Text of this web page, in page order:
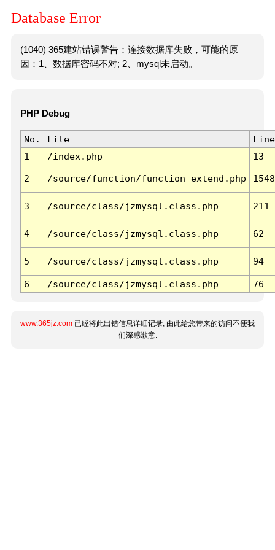
Database Error
(1040) 365建站错误警告：连接数据库失败，可能的原
因：1、数据库密码不对; 2、mysql未启动。
PHP Debug
No. File
Line
1
/index.php 13
2 /source/function/function_extend.php 1548
3 /source/class/jzmysql.class.php 211
4 /source/class/jzmysql.class.php 62
5 /source/class/jzmysql.class.php 94
6 /source/class/jzmysql.class.php 76
www.365jz.com 已经将此出错信息详细记录, 由此给您带来的访问不便我
们深感歉意.